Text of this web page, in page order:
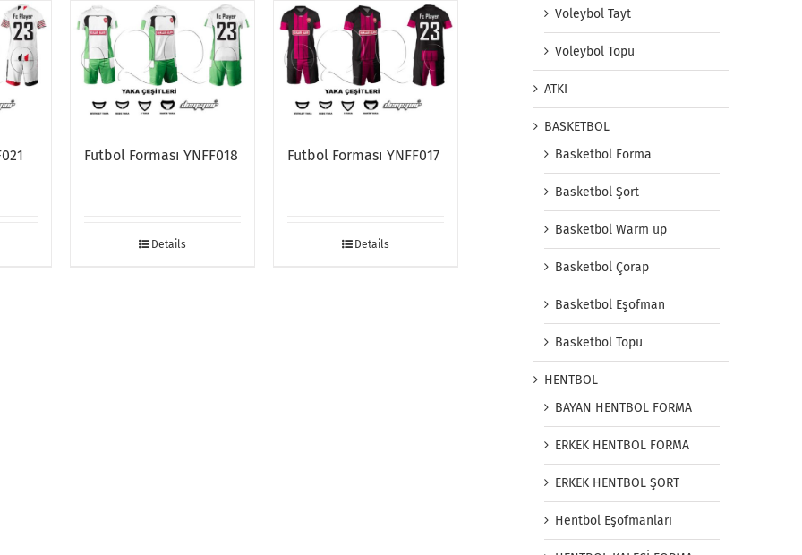
Futbol Forması YNFF018
Details
Futbol Forması YNFF017
Details
Voleybol Tayt
Voleybol Topu
ATKI
BASKETBOL
Basketbol Forma
Basketbol Şort
Basketbol Warm up
Basketbol Çorap
Basketbol Eşofman
Basketbol Topu
HENTBOL
BAYAN HENTBOL FORMA
ERKEK HENTBOL FORMA
ERKEK HENTBOL ŞORT
Hentbol Eşofmanları